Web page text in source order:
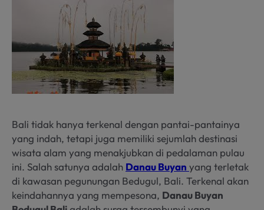
Bali tidak hanya terkenal dengan pantai-pantainya
yang indah, tetapi juga memiliki sejumlah destinasi
wisata alam yang menakjubkan di pedalaman pulau
ini. Salah satunya adalah Danau Buyan yang terletak
di kawasan pegunungan Bedugul, Bali. Terkenal akan
keindahannya yang mempesona, Danau Buyan